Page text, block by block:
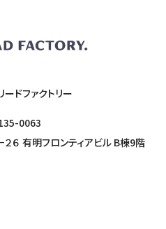
ドファクトリー
0063
６ 有明フロンティアビル B棟9階